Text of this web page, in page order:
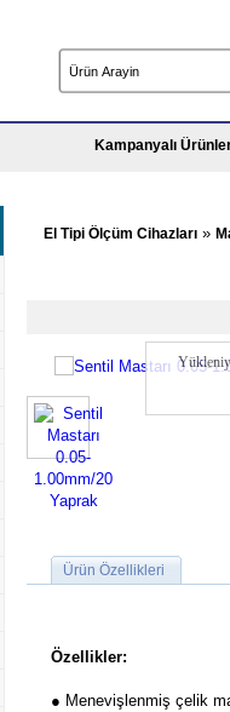
Kampanyalı
El Tipi Ölçüm Cihazları »
Ürün Özellikleri
Özellikler:
● Menevişlenmiş çelik